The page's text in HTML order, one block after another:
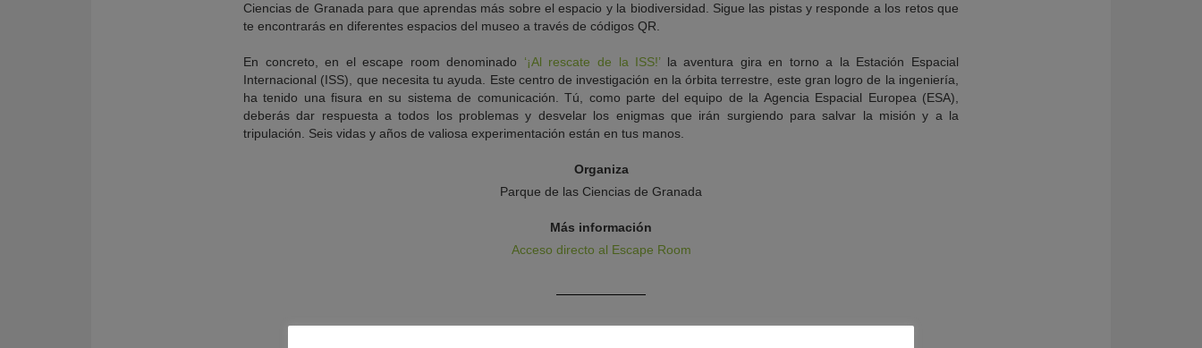
Ciencias de Granada para que aprendas más sobre el espacio y la biodiversidad. Sigue las pistas y responde a los retos que
te encontrarás en diferentes espacios del museo a través de códigos QR.
En concreto, en el escape room denominado ‘¡Al rescate de la ISS!’la aventura gira en torno a la Estación Espacial
Internacional (ISS), que necesita tu ayuda. Este centro de investigación en la órbita terrestre, este gran logro de la ingeniería,
ha tenido una fisura en su sistema de comunicación. Tú, como parte del equipo de la Agencia Espacial Europea (ESA),
deberás dar respuesta a todos los problemas y desvelar los enigmas que irán surgiendo para salvar la misión y a la
tripulación. Seis vidas y años de valiosa experimentación están en tus manos.
Organiza
Parque de las Ciencias de Granada
Más información
Acceso directo al Escape Room